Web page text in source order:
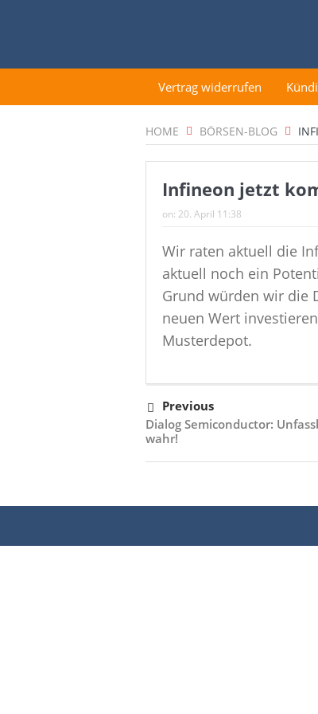
Vertrag widerrufen
HOME BÖRSEN-BLOG
Infineon jetzt
on: 20. April 11:38
Wir raten aktuell die
aktuell noch ein
Grund würden wir die
neuen Wert
Musterdepot.
Previous
Dialog Semiconductor:
wahr!